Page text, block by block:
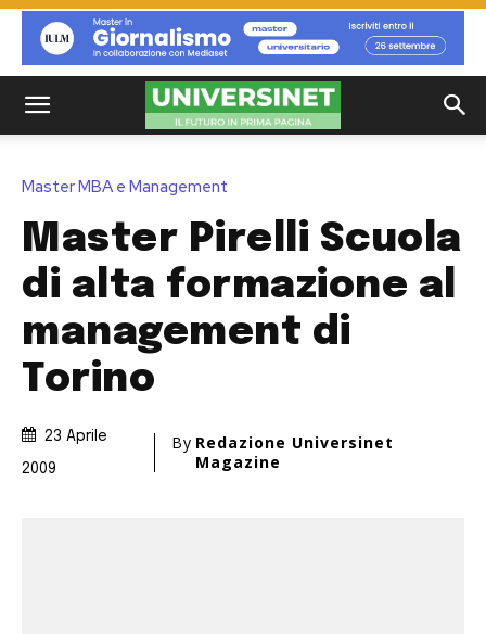
Master MBA e Management
Master Pirelli Scuola
di alta formazione al
management di
Torino
23 Aprile
2009
By Redazione Universinet
Magazine